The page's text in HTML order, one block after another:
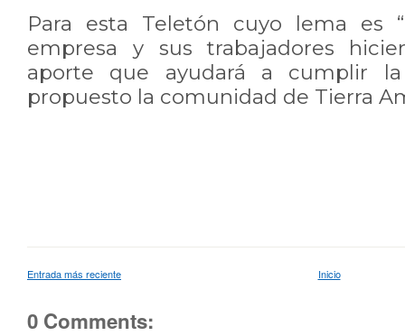
Para esta Teletón cuyo lema es
empresa y sus trabajadores
aporte que ayudará a cumplir
propuesto la comunidad de Tierra
Entrada más reciente Inicio
0 Comments: